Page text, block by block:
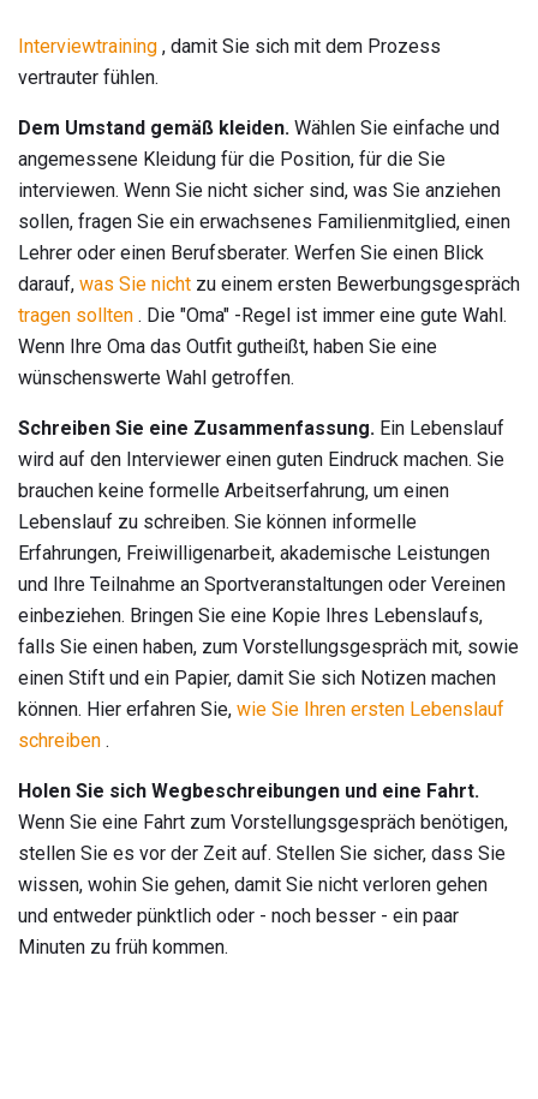
Interviewtraining , damit Sie sich mit dem Prozess
vertrauter fühlen.
Dem Umstand gemäß kleiden. Wählen Sie einfache und
angemessene Kleidung für die Position, für die Sie
interviewen. Wenn Sie nicht sicher sind, was Sie anziehen
sollen, fragen Sie ein erwachsenes Familienmitglied, einen
Lehrer oder einen Berufsberater. Werfen Sie einen Blick
darauf, was Sie nicht zu einem ersten Bewerbungsgespräch
tragen sollten . Die "Oma" -Regel ist immer eine gute Wahl.
Wenn Ihre Oma das Outfit gutheißt, haben Sie eine
wünschenswerte Wahl getroffen.
Schreiben Sie eine Zusammenfassung. Ein Lebenslauf
wird auf den Interviewer einen guten Eindruck machen. Sie
brauchen keine formelle Arbeitserfahrung, um einen
Lebenslauf zu schreiben. Sie können informelle
Erfahrungen, Freiwilligenarbeit, akademische Leistungen
und Ihre Teilnahme an Sportveranstaltungen oder Vereinen
einbeziehen. Bringen Sie eine Kopie Ihres Lebenslaufs,
falls Sie einen haben, zum Vorstellungsgespräch mit, sowie
einen Stift und ein Papier, damit Sie sich Notizen machen
können. Hier erfahren Sie, wie Sie Ihren ersten Lebenslauf
schreiben .
Holen Sie sich Wegbeschreibungen und eine Fahrt.
Wenn Sie eine Fahrt zum Vorstellungsgespräch benötigen,
stellen Sie es vor der Zeit auf. Stellen Sie sicher, dass Sie
wissen, wohin Sie gehen, damit Sie nicht verloren gehen
und entweder pünktlich oder - noch besser - ein paar
Minuten zu früh kommen.